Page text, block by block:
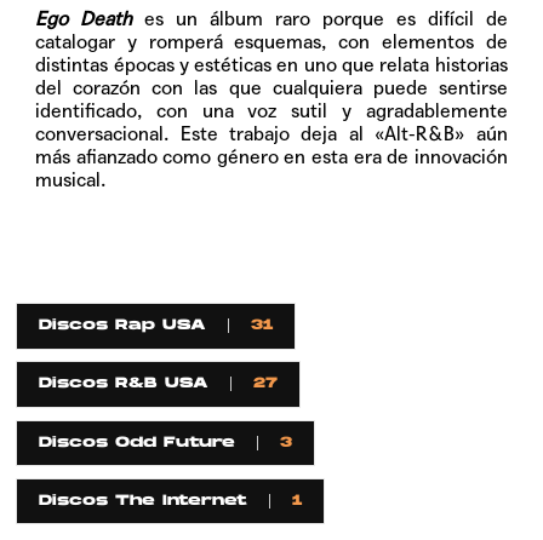
Ego Deathes un álbum raro porque es difícil de
catalogar y romperá esquemas, con elementos de
distintas épocas y estéticas en uno que relata historias
del corazón con las que cualquiera puede sentirse
identificado, con una voz sutil y agradablemente
conversacional. Este trabajo deja al «Alt-R&B» aún
más afianzado como género en esta era de innovación
musical.
Discos Rap USA 31
Discos R&B USA 27
Discos Odd Future 3
Discos The Internet 1